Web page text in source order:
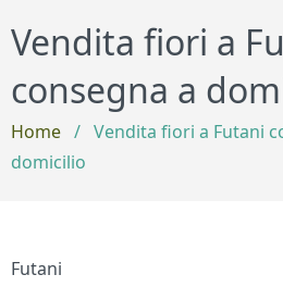
Vendita fiori a
consegna a
Home / Vendita fiori a Futani
domicilio
Futani